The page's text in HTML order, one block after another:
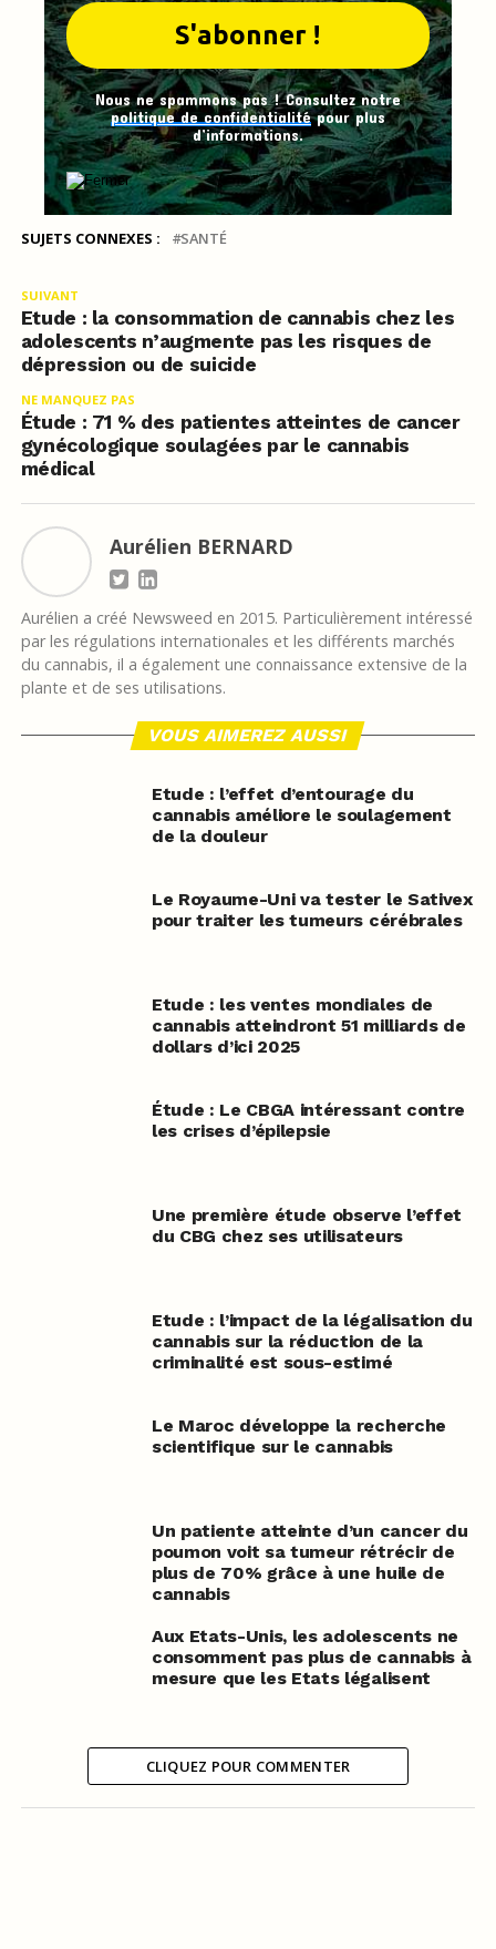
Nous ne spammons pas ! Consultez notre
politique de confidentialitépour plus
d’informations.
SUJETS CONNEXES : SANTÉ
SUIVANT
Etude : la consommation de cannabis chez les
adolescents n’augmente pas les risques de
dépression ou de suicide
NE MANQUEZ PAS
Étude : 71 % des patientes atteintes de cancer
gynécologique soulagées par le cannabis
médical
Aurélien BERNARD
Aurélien a créé Newsweed en 2015. Particulièrement intéressé
par les régulations internationales et les différents marchés
du cannabis, il a également une connaissance extensive de la
plante et de ses utilisations.
VOUS AIMEREZ AUSSI
Etude : l’effet d’entourage du
cannabis améliore le soulagement
de la douleur
Le Royaume-Uni va tester le Sativex
pour traiter les tumeurs cérébrales
Etude : les ventes mondiales de
cannabis atteindront 51 milliards de
dollars d’ici 2025
Étude : Le CBGA intéressant contre
les crises d’épilepsie
Une première étude observe l’effet
du CBG chez ses utilisateurs
Etude : l’impact de la légalisation du
cannabis sur la réduction de la
criminalité est sous-estimé
Le Maroc développe la recherche
scientifique sur le cannabis
Un patiente atteinte d’un cancer du
poumon voit sa tumeur rétrécir de
plus de 70% grâce à une huile de
cannabis
Aux Etats-Unis, les adolescents ne
consomment pas plus de cannabis à
mesure que les Etats légalisent
CLIQUEZ POUR COMMENTER